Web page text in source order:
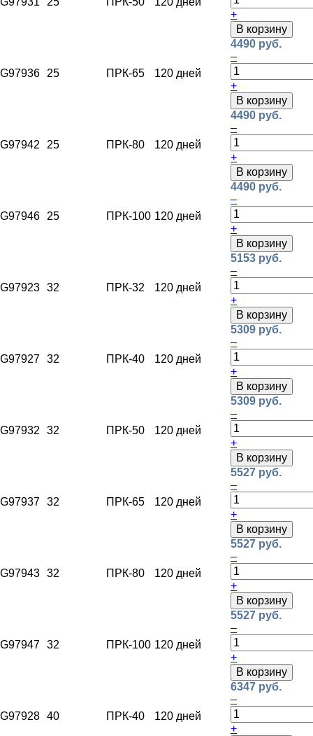
+
В корзину
G97936 25 ПРК-65 120 дней
4490 руб.
–
+
В корзину
G97942 25 ПРК-80 120 дней
4490 руб.
–
+
В корзину
G97946 25 ПРК-100 120 дней
4490 руб.
–
+
В корзину
G97923 32 ПРК-32 120 дней
5153 руб.
–
+
В корзину
G97927 32 ПРК-40 120 дней
5309 руб.
–
+
В корзину
G97932 32 ПРК-50 120 дней
5309 руб.
–
+
В корзину
G97937 32 ПРК-65 120 дней
5527 руб.
–
+
В корзину
G97943 32 ПРК-80 120 дней
5527 руб.
–
+
В корзину
G97947 32 ПРК-100 120 дней
5527 руб.
–
+
В корзину
G97928 40 ПРК-40 120 дней
6347 руб.
–
+